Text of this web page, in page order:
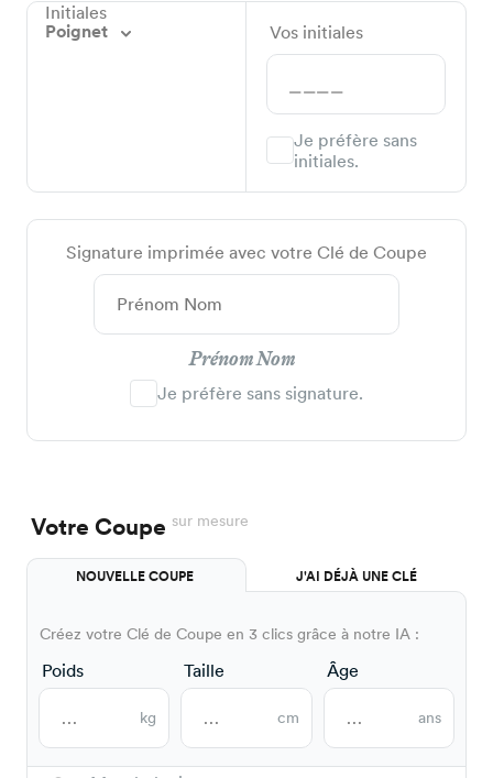
Initiales
Poignet
Vos initiales
Je préfère sans
initiales.
Signature imprimée avec votre Clé de Coupe
Prénom Nom
Je préfère sans signature.
Votre Coupe sur mesure
NOUVELLE COUPE J'AI DÉJÀ UNE CLÉ
Créez votre Clé de Coupe en 3 clics grâce à notre IA :
Poids
kg
Taille
cm
Âge
ans